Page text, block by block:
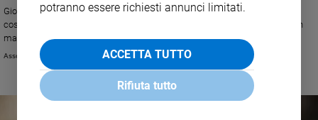
Giorgia è una donna sempre stata altruista e dedita al prossimo con
costanti azioni di volontariato. Adesso, a 65 anni, ha una figlia a carico, un
marito senza lavoro e tanti debiti da pagare. Ha perso il lavoro e non sa
come pagare gli arretrati di 5mila euro per tenere la piccola casa in cui
vivono, così le suore della comunità hanno chiesto aiuto per lei!
Associazione Don Giuseppe Zilli
potranno essere richiesti annunci limitati.
ACCETTA TUTTO
Rifiuta tutto